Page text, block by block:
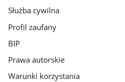
Służba cywilna
Profil zaufany
BIP
Prawa autorskie
Warunki korzystania